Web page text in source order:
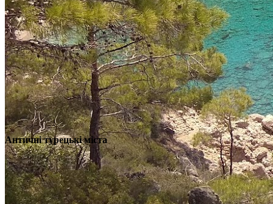
Античні турецькі міста